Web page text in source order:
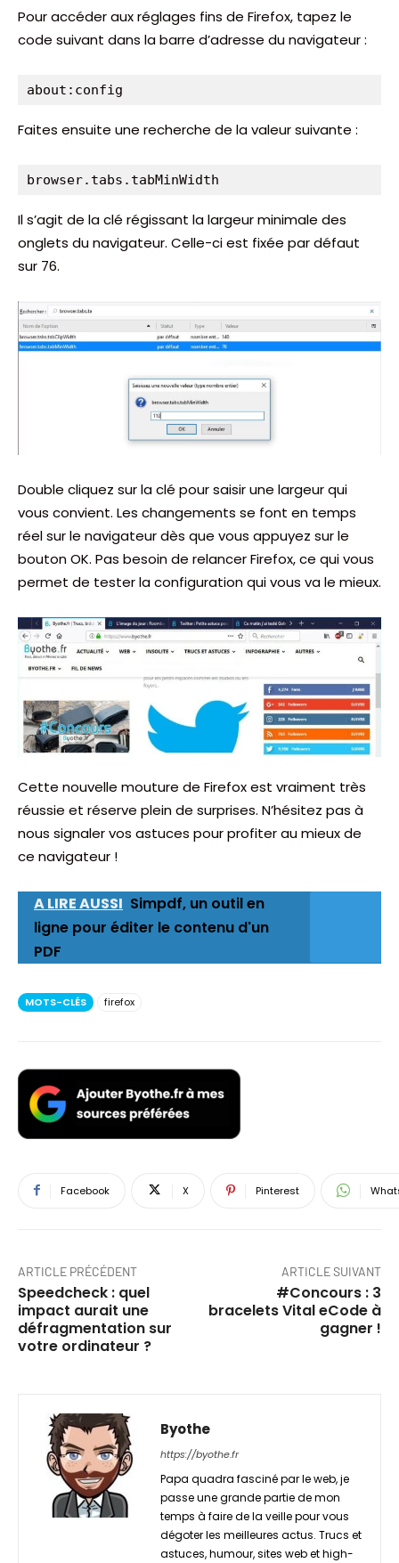
Pour accéder aux réglages fins de Firefox, tapez le
code suivant dans la barre d’adresse du navigateur :
about:config
Faites ensuite une recherche de la valeur suivante :
browser.tabs.tabMinWidth
Il s’agit de la clé régissant la largeur minimale des
onglets du navigateur. Celle-ci est fixée par défaut
sur 76.
Double cliquez sur la clé pour saisir une largeur qui
vous convient. Les changements se font en temps
réel sur le navigateur dès que vous appuyez sur le
bouton OK. Pas besoin de relancer Firefox, ce qui vous
permet de tester la configuration qui vous va le mieux.
Cette nouvelle mouture de Firefox est vraiment très
réussie et réserve plein de surprises. N’hésitez pas à
nous signaler vos astuces pour profiter au mieux de
ce navigateur !
A LIRE AUSSI Simpdf, un outil en
ligne pour éditer le contenu d'un
PDF
MOTS-CLÉS firefox
Facebook X Pinterest
ARTICLE PRÉCÉDENT
Speedcheck : quel
impact aurait une
défragmentation sur
votre ordinateur ?
ARTICLE SUIVANT
#Concours : 3
bracelets Vital eCode à
gagner !
Byothe
https://byothe.fr
Papa quadra fasciné par le web, je
passe une grande partie de mon
temps à faire de la veille pour vous
dégoter les meilleures actus. Trucs et
astuces, humour, sites web et high-